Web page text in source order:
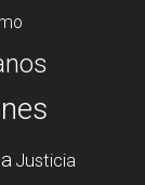
Justicia